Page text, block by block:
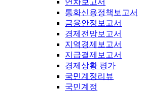
연차보고서
통화신용정책보고서
금융안정보고서
경제전망보고서
지역경제보고서
지급결제보고서
경제상황 평가
국민계정리뷰
국민계정